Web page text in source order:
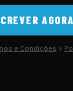
e Condições e